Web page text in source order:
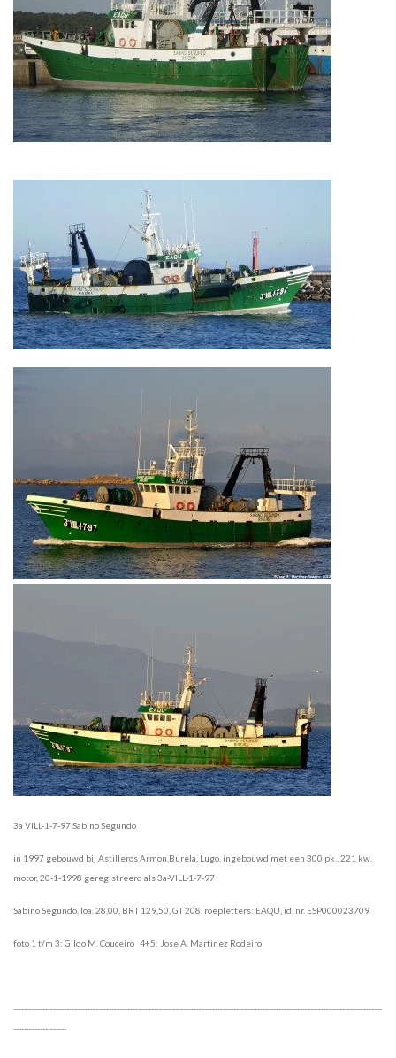
3a VILL-1-7-97 Sabino Segundo
in 1997 gebouwd bij Astilleros Armon,Burela, Lugo, ingebouwd met een 300 pk., 221 kw.
motor, 20-1-1998 geregistreerd als 3a-VILL-1-7-97
Sabino Segundo, loa. 28,00, BRT 129,50, GT 208, roepletters: EAQU, id. nr. ESP000023709
foto 1 t/m 3: Gildo M. Couceiro 4+5: Jose A. Martinez Rodeiro
-------------------------------------------------------------------------------------------------------------------------------------------
--------------------